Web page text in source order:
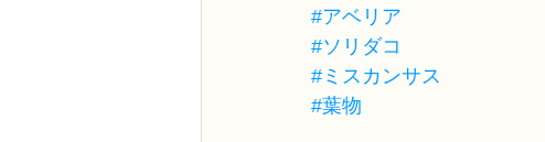
#アベリア
#ソリダコ
#ミスカンサス
#葉物